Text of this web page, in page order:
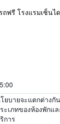
รี โรงแรมเซ็น
ยบายจะแตกต่างกั
ะเภทของห้องพักแ
การ